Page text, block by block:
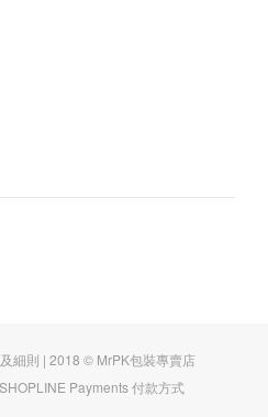
細則 | 2018 © MrPK包裝專賣店
Payments 付款方式